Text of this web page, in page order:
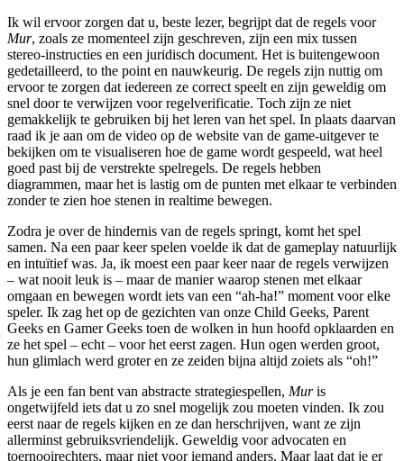
Ik wil ervoor zorgen dat u, beste lezer, begrijpt dat de regels voor
Mur, zoals ze momenteel zijn geschreven, zijn een mix tussen
stereo-instructies en een juridisch document. Het is buitengewoon
gedetailleerd, to the point en nauwkeurig. De regels zijn nuttig om
ervoor te zorgen dat iedereen ze correct speelt en zijn geweldig om
snel door te verwijzen voor regelverificatie. Toch zijn ze niet
gemakkelijk te gebruiken bij het leren van het spel. In plaats daarvan
raad ik je aan om de video op de website van de game-uitgever te
bekijken om te visualiseren hoe de game wordt gespeeld, wat heel
goed past bij de verstrekte spelregels. De regels hebben
diagrammen, maar het is lastig om de punten met elkaar te verbinden
zonder te zien hoe stenen in realtime bewegen.
Zodra je over de hindernis van de regels springt, komt het spel
samen. Na een paar keer spelen voelde ik dat de gameplay natuurlijk
en intuïtief was. Ja, ik moest een paar keer naar de regels verwijzen
– wat nooit leuk is – maar de manier waarop stenen met elkaar
omgaan en bewegen wordt iets van een “ah-ha!” moment voor elke
speler. Ik zag het op de gezichten van onze Child Geeks, Parent
Geeks en Gamer Geeks toen de wolken in hun hoofd opklaarden en
ze het spel – echt – voor het eerst zagen. Hun ogen werden groot,
hun glimlach werd groter en ze zeiden bijna altijd zoiets als “oh!”
Als je een fan bent van abstracte strategiespellen, Muris
ongetwijfeld iets dat u zo snel mogelijk zou moeten vinden. Ik zou
eerst naar de regels kijken en ze dan herschrijven, want ze zijn
allerminst gebruiksvriendelijk. Geweldig voor advocaten en
toernooirechters, maar niet voor iemand anders. Maar laat dat je er